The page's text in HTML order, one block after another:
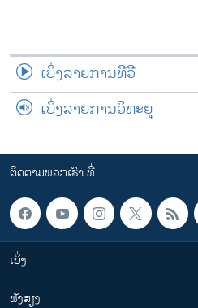
ເບິ່ງລາຍການທີວີ
ເບິ່ງລາຍການວິທະຍຸ
ຕິດຕາມພວກເຮົາ ທີ່
ເບິ່ງ
ຟັງສຽງ